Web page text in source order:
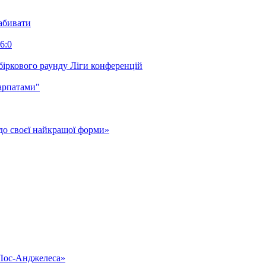
раунду Ліги конференцій
своєї найкращої форми»
Анджелеса»